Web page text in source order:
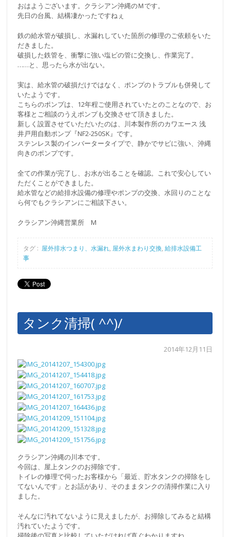
おはようございます。クラシアン沖縄のＭです。
先日の台風、結構凄かったですねぇ
鉄の給水管が破損し、水漏れしていた箇所の修理のご依頼をいた
だきました。
破損した鉄管を、衝撃に強い塩ビの管に交換し、作業完了。
……と、思ったら水が出ない。
実は、給水管の破損だけではなく、ポンプのトラブルも併発して
いたようです。
こちらのポンプは、12年程ご使用されていたとのことなので、お
客様とご相談のうえポンプも交換させて頂きました。
新しく設置させていただいたのは、川本製作所のカワエース 浅
井戸用自動ポンプ『NF2-250SK』です。
ステンレス製のインバータータイプで、静かでサビに強い、沖縄
向きのポンプです。
全ての作業が完了し、お水が出ることを確認。これで安心してい
ただくことができました。
給水管などの給排水設備の修理やポンプの交換、水回りのことな
ら何でもクラシアンにご相談下さい。
クラシアン沖縄営業所 M
タグ : 屋外排水つまり、水漏れ, 屋外水まわり交換,給排水設備工
事
タンク清掃( ^^)/
2014年12月11日
クラシアン沖縄の川本です。
今回は、屋上タンクのお掃除です。
トイレの修理で伺ったお客様から「最近、貯水タンクの掃除をし
てないんです」とお話があり、そのままタンクの清掃作業に入り
ました。
そんなに汚れてないように見えましたが、お掃除してみると結構
汚れていたようです。